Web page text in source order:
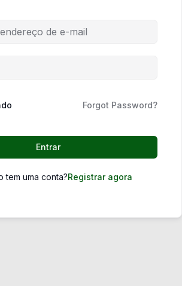
Forgot Password?
Entrar
tem uma conta?Registrar agora